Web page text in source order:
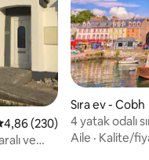
üzerinden ortalama 4,86
4,86 (230)
ve
Sıra ev - Cobh
4 yatak odalı
Aile · Kalite/